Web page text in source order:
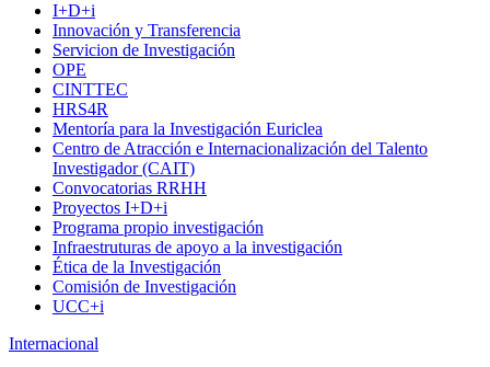
I+D+i
Innovación y Transferencia
Servicion de Investigación
OPE
CINTTEC
HRS4R
Mentoría para la Investigación Euriclea
Centro de Atracción e Internacionalización del Talento
Investigador (CAIT)
Convocatorias RRHH
Proyectos I+D+i
Programa propio investigación
Infraestruturas de apoyo a la investigación
Ética de la Investigación
Comisión de Investigación
UCC+i
Internacional